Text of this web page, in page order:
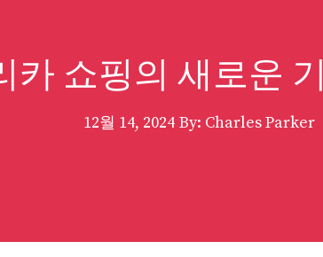
카 쇼핑의 새로운
12월 14, 2024 By: Charles Parker